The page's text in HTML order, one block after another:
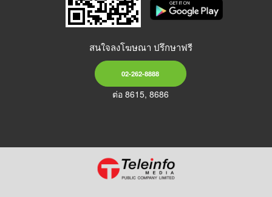
สนใจลงโฆษณา ปรึกษาฟรี
02-262-8888
ต่อ 8615, 8686